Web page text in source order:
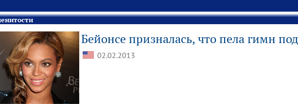
Бейонсе призналась, что пела гимн
02.02.2013